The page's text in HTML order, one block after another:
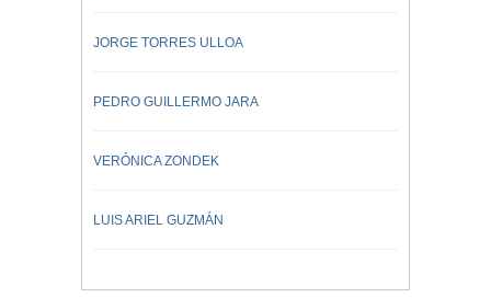
JORGE TORRES ULLOA
PEDRO GUILLERMO JARA
VERÓNICA ZONDEK
LUIS ARIEL GUZMÁN